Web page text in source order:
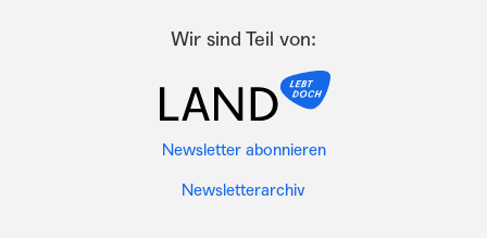
Wir sind Teil von:
Newsletter abonnieren
Newsletterarchiv